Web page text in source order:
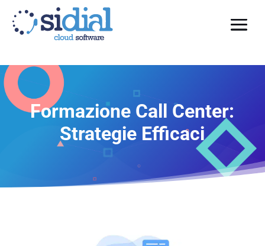
Formazione Call Center:
Strategie Efficaci